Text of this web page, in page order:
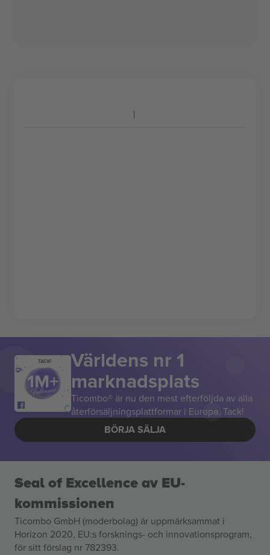
TACK! Världens nr 1
marknadsplats
Ticombo® är nu den mest efterföljda av alla
återförsäljningsplattformar i Europa. Tack!
BÖRJA SÄLJA
Seal of Excellence av EU-
kommissionen
Ticombo GmbH (moderbolag) är uppmärksammat i
Horizon 2020, EU:s forsknings- och innovationsprogram,
för sitt förslag nr 782393.